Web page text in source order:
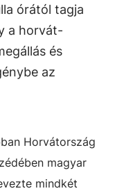
órától tagja
a horvát-
és
az
Horvátország
magyar
mindkét